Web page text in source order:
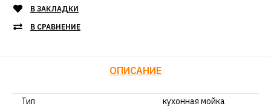
В ЗАКЛАДКИ
В СРАВНЕНИЕ
ОПИСАНИЕ
Тип
кухонная мойка